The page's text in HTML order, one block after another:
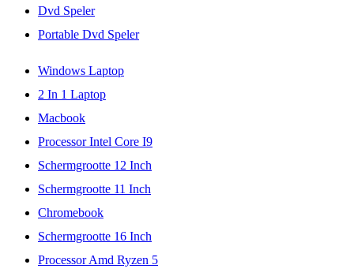
Dvd Speler
Portable Dvd Speler
Windows Laptop
2 In 1 Laptop
Macbook
Processor Intel Core I9
Schermgrootte 12 Inch
Schermgrootte 11 Inch
Chromebook
Schermgrootte 16 Inch
Processor Amd Ryzen 5